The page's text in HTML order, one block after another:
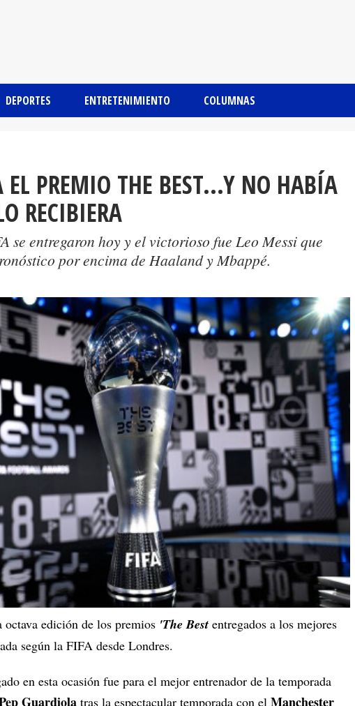
DEPORTES ENTRETENIMIENTO COLUMNAS
EL PREMIO THE BEST...Y NO HABÍA
RECIBIERA
se entregaron hoy y el victorioso fue Leo Messi que
por encima de Haaland y Mbappé.
octava edición de los premios 'The Best entregados a los mejores
según la FIFA desde Londres.
en esta ocasión fue para el mejor entrenador de la temporada
Guardiola tras la espectacular temporada con el Manchester